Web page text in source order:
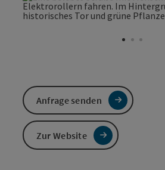
Anfrage senden
Zur Website